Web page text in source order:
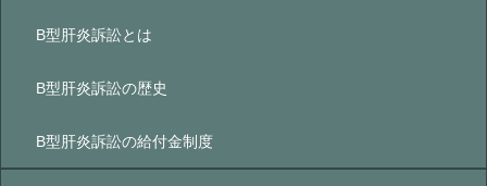
B型肝炎訴訟とは
B型肝炎訴訟の歴史
B型肝炎訴訟の給付金制度